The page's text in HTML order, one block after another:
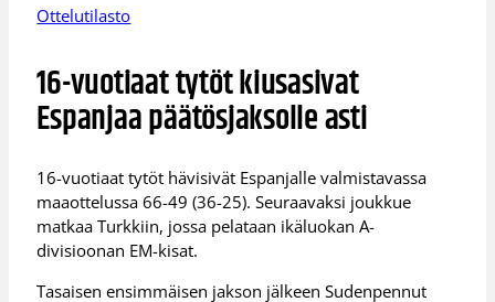
Ottelutilasto
16-vuotiaat tytöt kiusasivat
Espanjaa päätösjaksolle asti
16-vuotiaat tytöt hävisivät Espanjalle valmistavassa
maaottelussa 66-49 (36-25). Seuraavaksi joukkue
matkaa Turkkiin, jossa pelataan ikäluokan A-
divisioonan EM-kisat.
Tasaisen ensimmäisen jakson jälkeen Sudenpennut